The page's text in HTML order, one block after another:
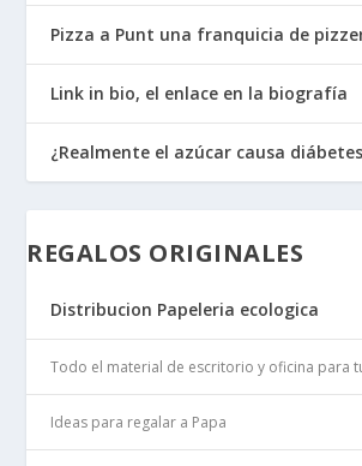
Pizza a Punt una franquicia de
Link in bio, el enlace en la biografía
¿Realmente el azúcar causa
REGALOS ORIGINALES
Distribucion Papeleria ecologica
Todo el material de escritorio y oficina para
Ideas para regalar a Papa